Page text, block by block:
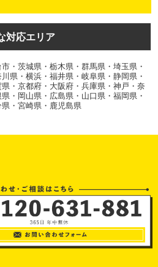
対応エリア
・茨城県・栃木県・群馬県・埼玉県・
県・横浜・福井県・岐阜県・静岡県・
・京都府・大阪府・兵庫県・神戸・奈
・岡山県・広島県・山口県・福岡県・
・宮崎県・鹿児島県